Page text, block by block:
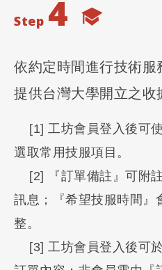
Step 4
依約定時間進行技術服
提供台灣大學開立之收
[1] 工坊會員登入後可
選取常用技服項目 。
[2] 『訂單備註』可附
訊息；『希望技服時間』
整。
[3] 工坊會員登入後可